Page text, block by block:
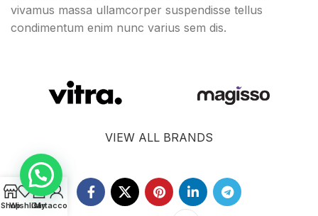
vivamus massa ullamcorper suspendisse tellus
condimentum enim nunc varius sem dis.
VIEW ALL BRANDS
Shop
Wishlist
0
Cart
My account